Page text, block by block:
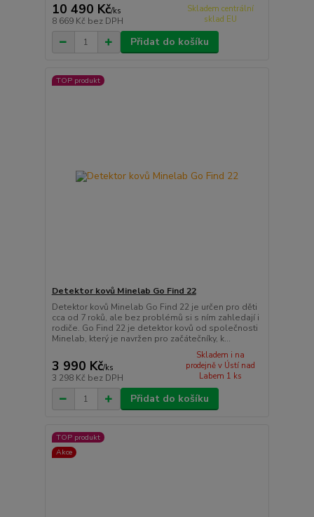
10 490 Kč/ks
8 669 Kč bez DPH
Skladem centrální
sklad EU
Přidat do košíku
TOP produkt
Detektor kovů Minelab Go Find 22
Detektor kovů Minelab Go Find 22 je určen pro děti
cca od 7 roků, ale bez problémů si s ním zahledají i
rodiče. Go Find 22 je detektor kovů od společnosti
Minelab, který je navržen pro začátečníky, k...
3 990 Kč/ks
3 298 Kč bez DPH
Skladem i na
prodejně v Ústí nad
Labem 1 ks
Přidat do košíku
TOP produkt
Akce